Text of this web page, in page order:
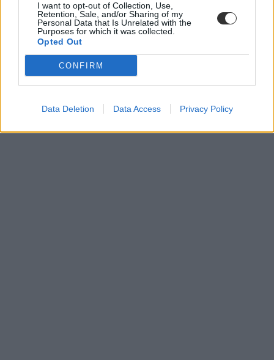
I want to opt-out of Collection, Use,
Retention, Sale, and/or Sharing of my
Personal Data that Is Unrelated with the
Purposes for which it was collected.
Opted Out
CONFIRM
Data Deletion Data Access Privacy Policy